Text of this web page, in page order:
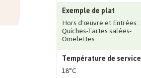
Exemple de plat
Hors d'œuvre et Entrées:
Quiches-Tartes salées-
Omelettes
Température de service
18°C